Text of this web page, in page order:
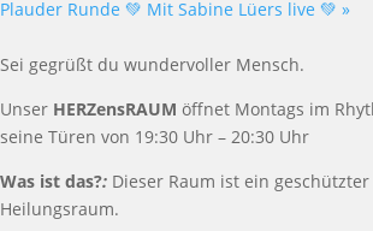
Plauder Runde 💚 Mit Sabine Lüers live 💚 »
Sei gegrüßt du wundervoller Mensch.
Unser HERZensRAUM öffnet Montags im
seine Türen von 19:30 Uhr – 20:30 Uhr
Was ist das?: Dieser Raum ist ein
Heilungsraum.